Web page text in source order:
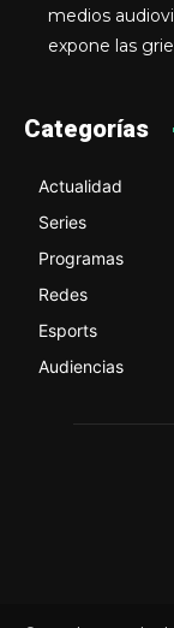
medios
expone las
Categorías
Actualidad
Series
Programas
Redes
Esports
Audiencias